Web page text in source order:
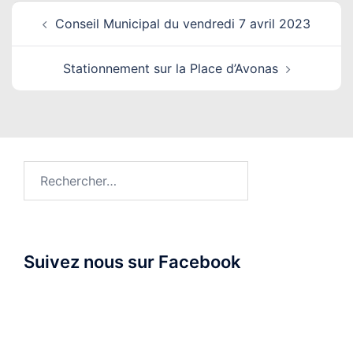
Navigation
d’articleConseil Municipal du vendredi 7 avril 2023
Stationnement sur la Place d’Avonas
Suivez nous sur Facebook